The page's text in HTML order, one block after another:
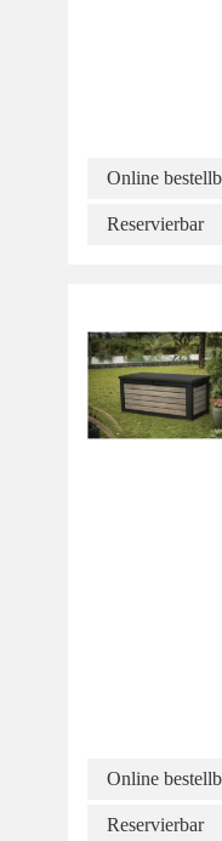
Online
Reservierbar
Online
Reservierbar